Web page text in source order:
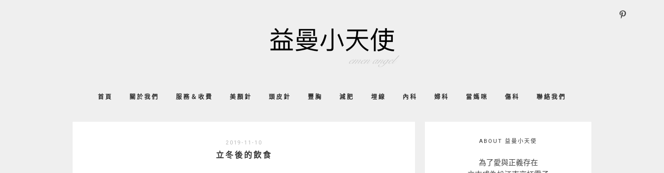
首頁 關於我們 服務＆收費 美顏針 頭皮針 豐胸 減肥 埋線 內科 婦科 當媽咪 傷科 聯絡我們
2019-11-10
立冬後的飲食
ABOUT 益曼小天使
為了愛與正義存在